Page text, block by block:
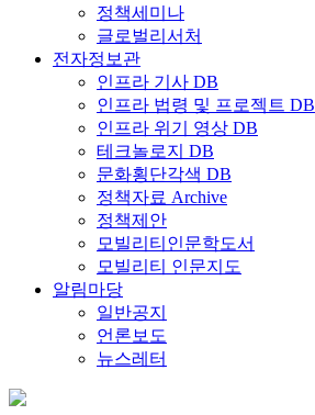
정책세미나
글로벌리서처
전자정보관
인프라 기사 DB
인프라 법령 및 프로젝트 DB
인프라 위기 영상 DB
테크놀로지 DB
문화횡단각색 DB
정책자료 Archive
정책제안
모빌리티인문학도서
모빌리티 인문지도
알림마당
일반공지
언론보도
뉴스레터